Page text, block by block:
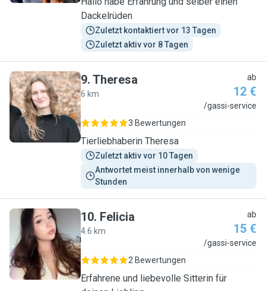
Dackelrüden
Zuletzt kontaktiert vor 13 Tagen
Zuletzt aktiv vor 8 Tagen
T
9. Theresa
6 km
ab
12 €
/gassi-service
3 Bewertungen
Tierliebhaberin Theresa
Zuletzt aktiv vor 10 Tagen
Antwortet meist innerhalb von wenige
Stunden
F
10. Felicia
4.6 km
ab
15 €
/gassi-service
2 Bewertungen
Erfahrene und liebevolle Sitterin für